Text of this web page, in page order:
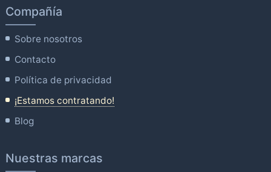
Compañía
Sobre nosotros
Contacto
Política de privacidad
¡Estamos contratando!
Blog
Nuestras marcas